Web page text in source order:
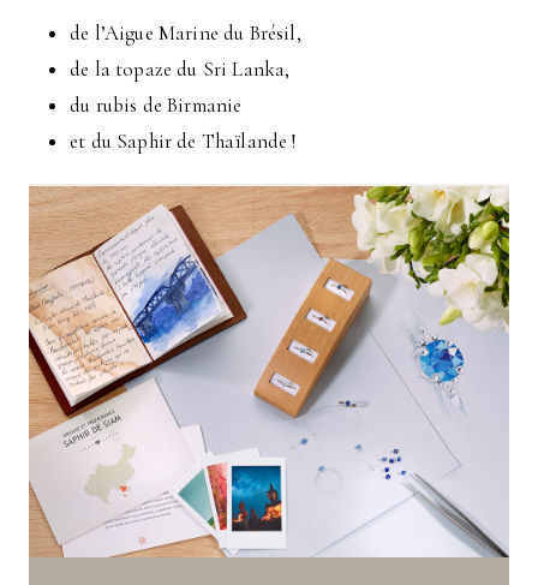
de l’Aigue Marine du Brésil,
de la topaze du Sri Lanka,
du rubis de Birmanie
et du Saphir de Thaïlande !